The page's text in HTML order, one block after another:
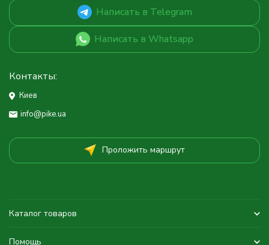
Написать в Telegram
Написать в Whatsapp
Контакты:
Киев
info@pike.ua
Проложить маршрут
Каталог товаров
Помощь